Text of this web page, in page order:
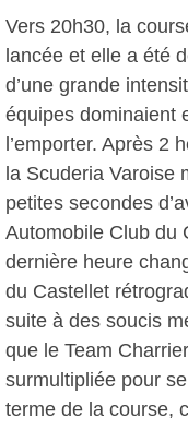
Vers 20h30, la
lancée et elle a été
d’une grande
équipes dominaient
l’emporter. Après 2
la Scuderia Varoise
petites secondes
Automobile Club du
dernière heure
du Castellet
suite à des soucis
que le Team
surmultipliée pour
terme de la course,